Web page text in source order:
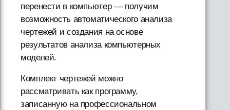
перенести в компьютер — получим
возможность автоматического анализа
чертежей и создания на основе
результатов анализа компьютерных
моделей.
Комплект чертежей можно
рассматривать как программу,
записанную на профессиональном